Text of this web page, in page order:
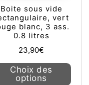
plusieurs variations.
Boite sous vide
vert
blanc, 3 ass.
0.8 litres
23,90€
Choix des
options